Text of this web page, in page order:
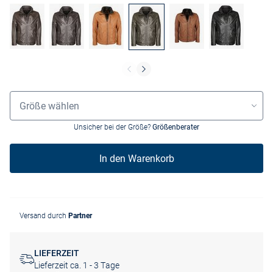
Größenauswahl
Größe wählen
Unsicher bei der Größe? Größenberater
In den Warenkorb
Versand durch Partner
LIEFERZEIT
Lieferzeit ca. 1 - 3 Tage